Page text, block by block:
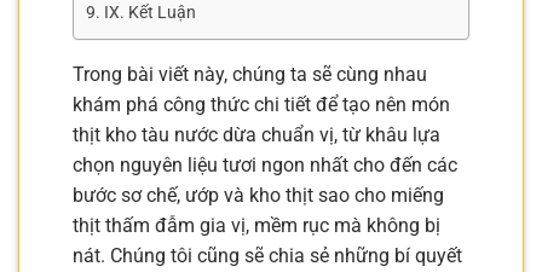
IX. Kết Luận
Trong bài viết này, chúng ta sẽ cùng nhau
khám phá công thức chi tiết để tạo nên món
thịt kho tàu nước dừa chuẩn vị, từ khâu lựa
chọn nguyên liệu tươi ngon nhất cho đến các
bước sơ chế, ướp và kho thịt sao cho miếng
thịt thấm đẫm gia vị, mềm rục mà không bị
nát. Chúng tôi cũng sẽ chia sẻ những bí quyết